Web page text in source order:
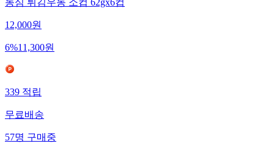
농심 튀김우동 소컵 62gx6컵
12,000원
6%11,300원
339적립
무료배송
57명구매중